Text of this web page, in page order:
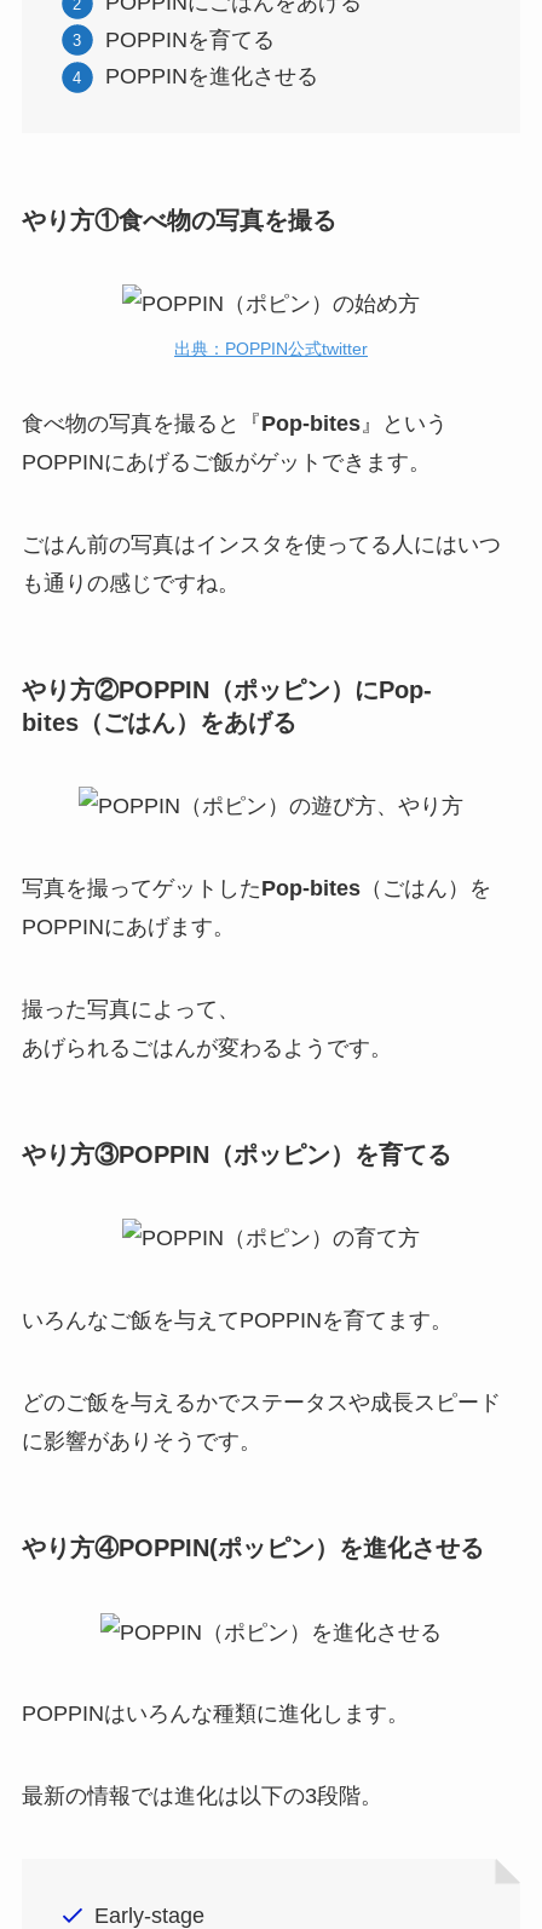
POPPINを育てる
POPPINを進化させる
やり方①食べ物の写真を撮る
出典：POPPIN公式twitter
食べ物の写真を撮ると『Pop-bites』という
POPPINにあげるご飯がゲットできます。
ごはん前の写真はインスタを使ってる人にはいつ
も通りの感じですね。
やり方②POPPIN（ポッピン）にPop-
bites（ごはん）をあげる
写真を撮ってゲットしたPop-bites（ごはん）を
POPPINにあげます。
撮った写真によって、
あげられるごはんが変わるようです。
やり方③POPPIN（ポッピン）を育てる
いろんなご飯を与えてPOPPINを育てます。
どのご飯を与えるかでステータスや成長スピード
に影響がありそうです。
やり方④POPPIN(ポッピン）を進化させる
POPPINはいろんな種類に進化します。
最新の情報では進化は以下の3段階。
Early-stage